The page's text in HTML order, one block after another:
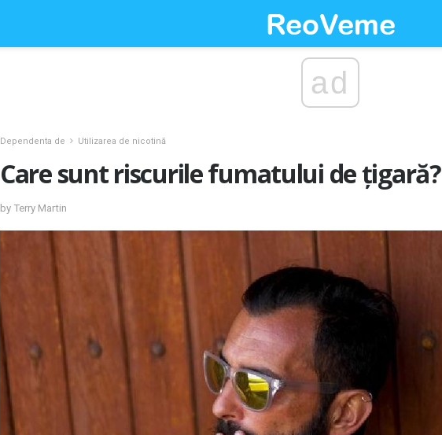
ad
Dependenta de Utilizarea de nicotină
Care sunt riscurile fumatului de țigară?
by Terry Martin